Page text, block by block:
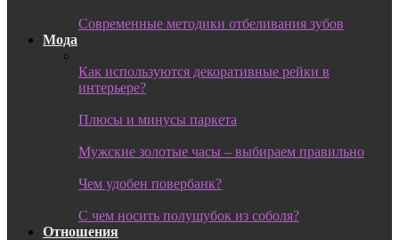
Современные методики отбеливания зубов
Мода
Как используются декоративные рейки в
интерьере?
Плюсы и минусы паркета
Мужские золотые часы – выбираем правильно
Чем удобен повербанк?
С чем носить полушубок из соболя?
Отношения